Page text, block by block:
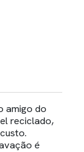
amigo do
reciclado,
é